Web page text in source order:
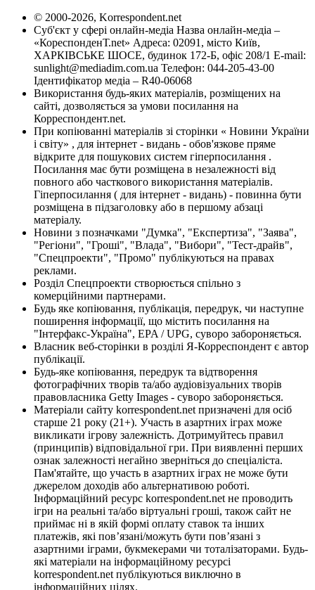
© 2000-2026, Korrespondent.net
Суб'єкт у сфері онлайн-медіа Назва онлайн-медіа –
«КореспонденТ.net» Адреса: 02091, місто Київ,
ХАРКІВСЬКЕ ШОСЕ, будинок 172-Б, офіс 208/1 E-mail:
sunlight@mediadim.com.ua Телефон: 044-205-43-00
Ідентифікатор медіа – R40-06068
Використання будь-яких матеріалів, розміщених на
сайті, дозволяється за умови посилання на
Корреспондент.net.
При копіюванні матеріалів зі сторінки « Новини України
і світу» , для інтернет - видань - обов'язкове пряме
відкрите для пошукових систем гіперпосилання .
Посилання має бути розміщена в незалежності від
повного або часткового використання матеріалів.
Гіперпосилання ( для інтернет - видань) - повинна бути
розміщена в підзаголовку або в першому абзаці
матеріалу.
Новини з позначками "Думка", "Експертиза", "Заява",
"Регіони", "Гроші", "Влада", "Вибори", "Тест-драйв",
"Спецпроекти", "Промо" публікуються на правах
реклами.
Розділ Спецпроекти створюється спільно з
комерційними партнерами.
Будь яке копіювання, публікація, передрук, чи наступне
поширення інформації, що містить посилання на
"Інтерфакс-Україна", EPA / UPG, суворо забороняється.
Власник веб-сторінки в розділі Я-Корреспондент є автор
публікації.
Будь-яке копіювання, передрук та відтворення
фотографічних творів та/або аудіовізуальних творів
правовласника Getty Images - суворо забороняється.
Матеріали сайту korrespondent.net призначені для осіб
старше 21 року (21+). Участь в азартних іграх може
викликати ігрову залежність. Дотримуйтесь правил
(принципів) відповідальної гри. При виявленні перших
ознак залежності негайно зверніться до спеціаліста.
Пам'ятайте, що участь в азартних іграх не може бути
джерелом доходів або альтернативою роботі.
Інформаційний ресурс korrespondent.net не проводить
ігри на реальні та/або віртуальні гроші, також сайт не
приймає ні в якій формі оплату ставок та інших
платежів, які пов’язані/можуть бути пов’язані з
азартними іграми, букмекерами чи тоталізаторами. Будь-
які матеріали на інформаційному ресурсі
korrespondent.net публікуються виключно в
інформаційних цілях.